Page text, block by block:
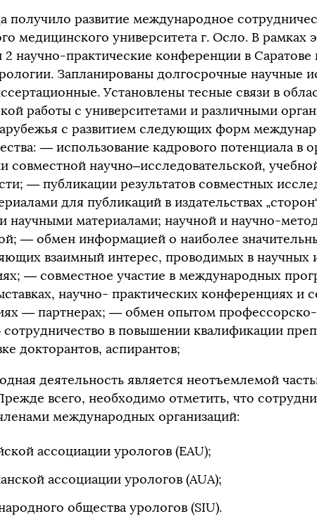
получило развитие международное
медицинского университета г. Осло. В рамках
научно-практические конференции в Саратове
Запланированы долгосрочные научные
Установлены тесные связи в
работы с университетами и различными
с развитием следующих форм
— использование кадрового потенциала в
совместной научно–исследовательской,
— публикации результатов совместных
для публикаций в издательствах
научными материалами; научной и научно-
— обмен информацией о наиболее
взаимный интерес, проводимых в научных
— совместное участие в международных
научно- практических конференциях и
— партнерах; — обмен опытом профессорско-
в повышении квалификации
докторантов, аспирантов;
деятельность является неотъемлемой
всего, необходимо отметить, что
международных организаций:
ассоциации урологов (EAU);
ассоциации урологов (AUA);
общества урологов (SIU).